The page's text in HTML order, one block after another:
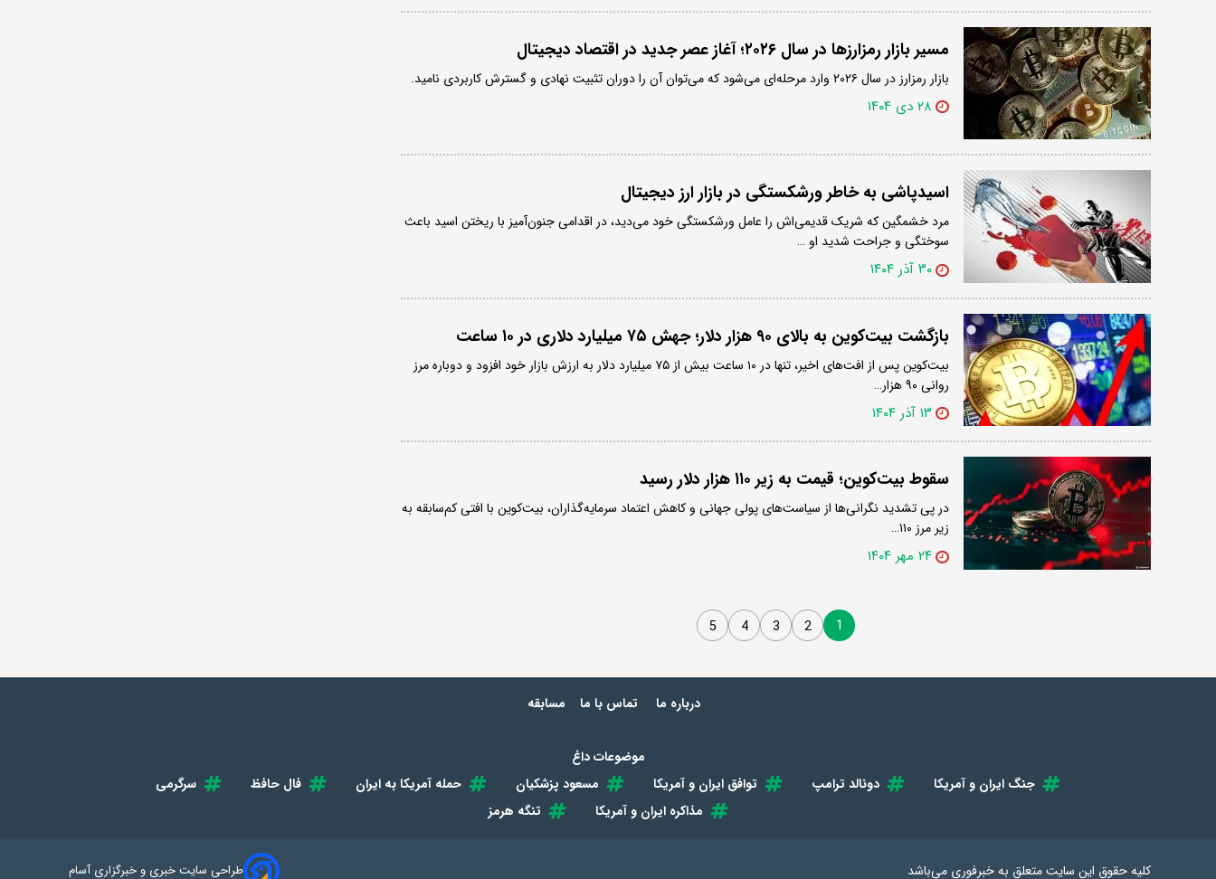
مسیر بازار رمزارزها در سال ۲۰۲۶؛ آغاز عصر جدید در اقتصاد دیجیتال
بازار رمزارز در سال ۲۰۲۶ وارد مرحله‌ای می‌شود که می‌توان آن را دوران تثبیت نهادی و گسترش کاربردی نامید.
۲۸ دی ۱۴۰۴
اسیدپاشی به خاطر ورشکستگی در بازار ارز دیجیتال
مرد خشمگین که شریک قدیمی‌اش را عامل ورشکستگی خود می‌دید، در اقدامی جنون‌آمیز با ریختن اسید باعث
سوختگی و جراحت شدید او …
۳۰ آذر ۱۴۰۴
بازگشت بیت‌کوین به بالای ۹۰ هزار دلار؛ جهش ۷۵ میلیارد دلاری در ۱۰ ساعت
بیت‌کوین پس از افت‌های اخیر، تنها در ۱۰ ساعت بیش از ۷۵ میلیارد دلار به ارزش بازار خود افزود و دوباره مرز
روانی ۹۰ هزار…
۱۳ آذر ۱۴۰۴
سقوط بیت‌کوین؛ قیمت به زیر ۱۱۰ هزار دلار رسید
در پی تشدید نگرانی‌ها از سیاست‌های پولی جهانی و کاهش اعتماد سرمایه‌گذاران، بیت‌کوین با افتی کم‌سابقه به
زیر مرز ۱۱۰…
۲۴ مهر ۱۴۰۴
1
2
3
4
5
درباره ما تماس با ما مسابقه
موضوعات داغ
جنگ ایران و آمریکا
دونالد ترامپ توافق ایران و آمریکا مسعود پزشکیان حمله آمریکا به ایران فال حافظ
سرگرمی
مذاکره ایران و آمریکا
تنگه هرمز
کلیه حقوق این سایت متعلق بهخبرفوری می‌باشد طراحی سایت خبری و خبرگزاری آسام